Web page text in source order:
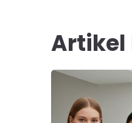
Artikel